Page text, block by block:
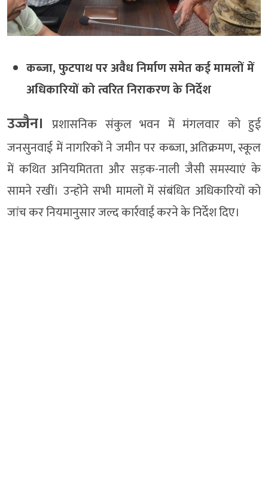
कब्जा, फुटपाथ पर अवैध निर्माण समेत कई मामलों में
अधिकारियों को त्वरित निराकरण के निर्देश
उज्जैन। प्रशासनिक संकुल भवन में मंगलवार को हुई
जनसुनवाई में नागरिकों ने जमीन पर कब्जा, अतिक्रमण, स्कूल
में कथित अनियमितता और सड़क-नाली जैसी समस्याएं के
सामने रखीं। उन्होंने सभी मामलों में संबंधित अधिकारियों को
जांच कर नियमानुसार जल्द कार्रवाई करने के निर्देश दिए।